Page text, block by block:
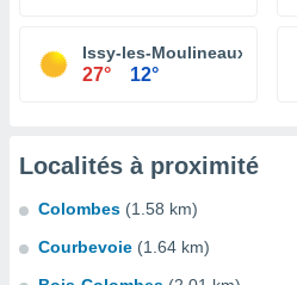
Issy-les-Moulineaux
27° 12°
Localités à proximité
Colombes (1.58 km)
Courbevoie (1.64 km)